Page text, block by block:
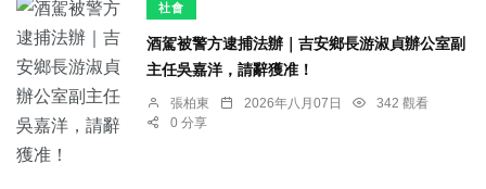
社會
酒駕被警方逮捕法辦｜吉安鄉長游淑貞辦公室副
主任吳嘉洋，請辭獲准！
張柏東 2026年八月07日
342 觀看
0 分享